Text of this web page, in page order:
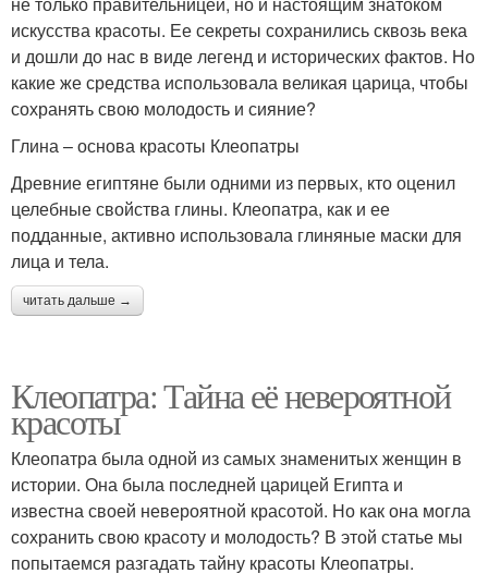
искусства красоты. Ее секреты сохранились сквозь века
и дошли до нас в виде легенд и исторических фактов. Но
какие же средства использовала великая царица, чтобы
сохранять свою молодость и сияние?
Глина – основа красоты Клеопатры
Древние египтяне были одними из первых, кто оценил
целебные свойства глины. Клеопатра, как и ее
подданные, активно использовала глиняные маски для
лица и тела.
читать дальше →
Клеопатра: Тайна её невероятной
красоты
Клеопатра была одной из самых знаменитых женщин в
истории. Она была последней царицей Египта и
известна своей невероятной красотой. Но как она могла
сохранить свою красоту и молодость? В этой статье мы
попытаемся разгадать тайну красоты Клеопатры.